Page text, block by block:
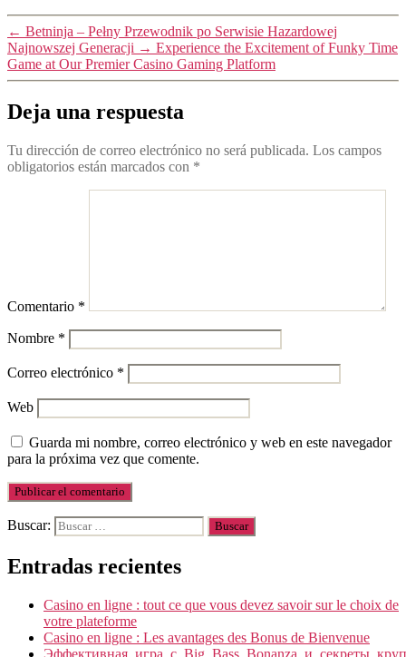
← Betninja – Pełny Przewodnik po Serwisie Hazardowej
Najnowszej Generacji → Experience the Excitement of Funky Time
Game at Our Premier Casino Gaming Platform
Deja una respuesta
Tu dirección de correo electrónico no será publicada. Los campos
obligatorios están marcados con *
Comentario *
Nombre *
Correo electrónico *
Web
Guarda mi nombre, correo electrónico y web en este navegador
para la próxima vez que comente.
Buscar:
Entradas recientes
Casino en ligne : tout ce que vous devez savoir sur le choix de
votre plateforme
Casino en ligne : Les avantages des Bonus de Bienvenue